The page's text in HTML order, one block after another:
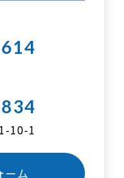
10-1
ーム